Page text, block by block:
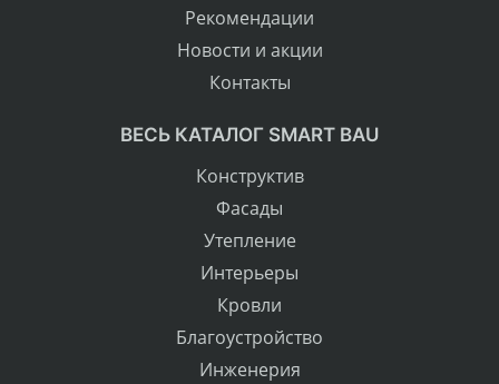
Рекомендации
Новости и акции
Контакты
ВЕСЬ КАТАЛОГ SMART BAU
Конструктив
Фасады
Утепление
Интерьеры
Кровли
Благоустройство
Инженерия